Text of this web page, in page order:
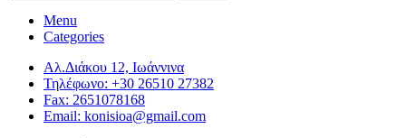
Menu
Categories
Αλ.Διάκου 12, Ιωάννινα
Τηλέφωνο: +30 26510 27382
Fax: 2651078168
Email: konisioa@gmail.com